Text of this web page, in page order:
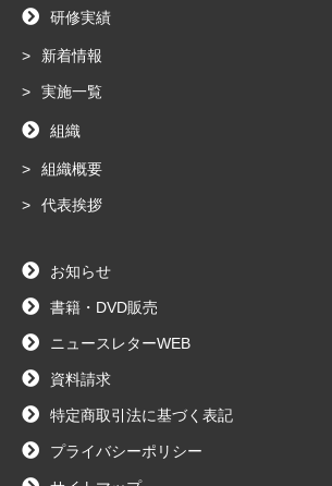
研修実績
新着情報
実施一覧
組織
組織概要
代表挨拶
お知らせ
書籍・DVD販売
ニュースレターWEB
資料請求
特定商取引法に基づく表記
プライバシーポリシー